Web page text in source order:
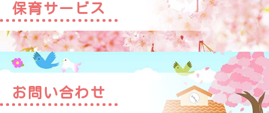
保育サービス
お問い合わせ